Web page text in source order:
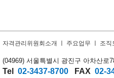
자격관리위원회소개 주요업무 조직
(04969) 서울특별시 광진구 아차산로
Tel 02-3437-8700 FAX 02-